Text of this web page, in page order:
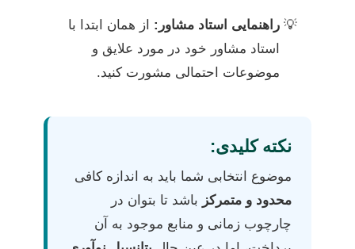
راهنمایی استاد مشاور: از همان ابتدا با
استاد مشاور خود در مورد علایق و
موضوعات احتمالی مشورت کنید.
نکته کلیدی:
موضوع انتخابی شما باید به اندازه کافی
محدود و متمرکز باشد تا بتوان در
چارچوب زمانی و منابع موجود به آن